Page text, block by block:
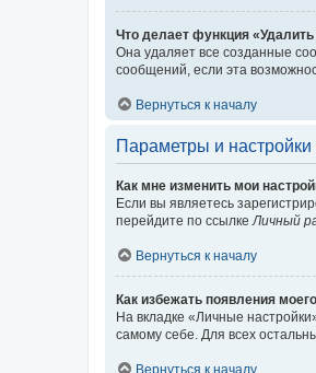
Что делает функция
Она удаляет все созданные
сообщений, если эта
Вернуться к началу
Параметры и настройки
Как мне изменить мои
Если вы являетесь
перейдите по ссылке Личный
Вернуться к началу
Как избежать появления
На вкладке «Личные
самому себе. Для всех
Вернуться к началу